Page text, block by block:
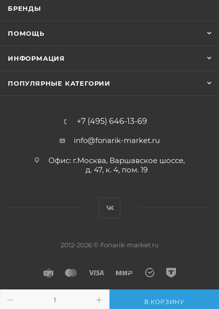
В КОРЗИНУ
БРЕНДЫ
ПОМОЩЬ
ИНФОРМАЦИЯ
ПОПУЛЯРНЫЕ КАТЕГОРИИ
+7 (495) 646-13-69
info@fonarik-market.ru
Офис: г.Москва, Варшавское шоссе,
д. 47, к. 4, пом. 19
2012-2026 © Fonarik-market.ru